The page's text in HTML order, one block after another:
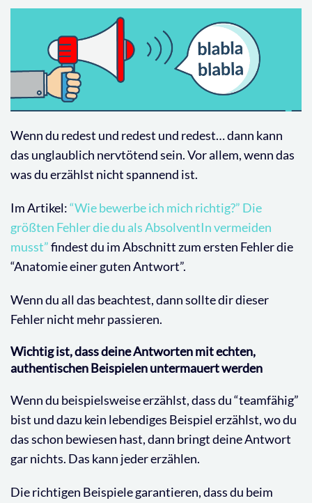
Wenn du redest und redest und redest… dann kann
das unglaublich nervtötend sein. Vor allem, wenn das
was du erzählst nicht spannend ist.
Im Artikel:“Wie bewerbe ich mich richtig?” Die
größten Fehler die du als AbsolventIn vermeiden
musst”findest du im Abschnitt zum ersten Fehler die
“Anatomie einer guten Antwort”.
Wenn du all das beachtest, dann sollte dir dieser
Fehler nicht mehr passieren.
Wichtig ist, dass deine Antworten mit echten,
authentischen Beispielen untermauert werden
Wenn du beispielsweise erzählst, dass du “teamfähig”
bist und dazu kein lebendiges Beispiel erzählst, wo du
das schon bewiesen hast, dann bringt deine Antwort
gar nichts. Das kann jeder erzählen.
Die richtigen Beispiele garantieren, dass du beim